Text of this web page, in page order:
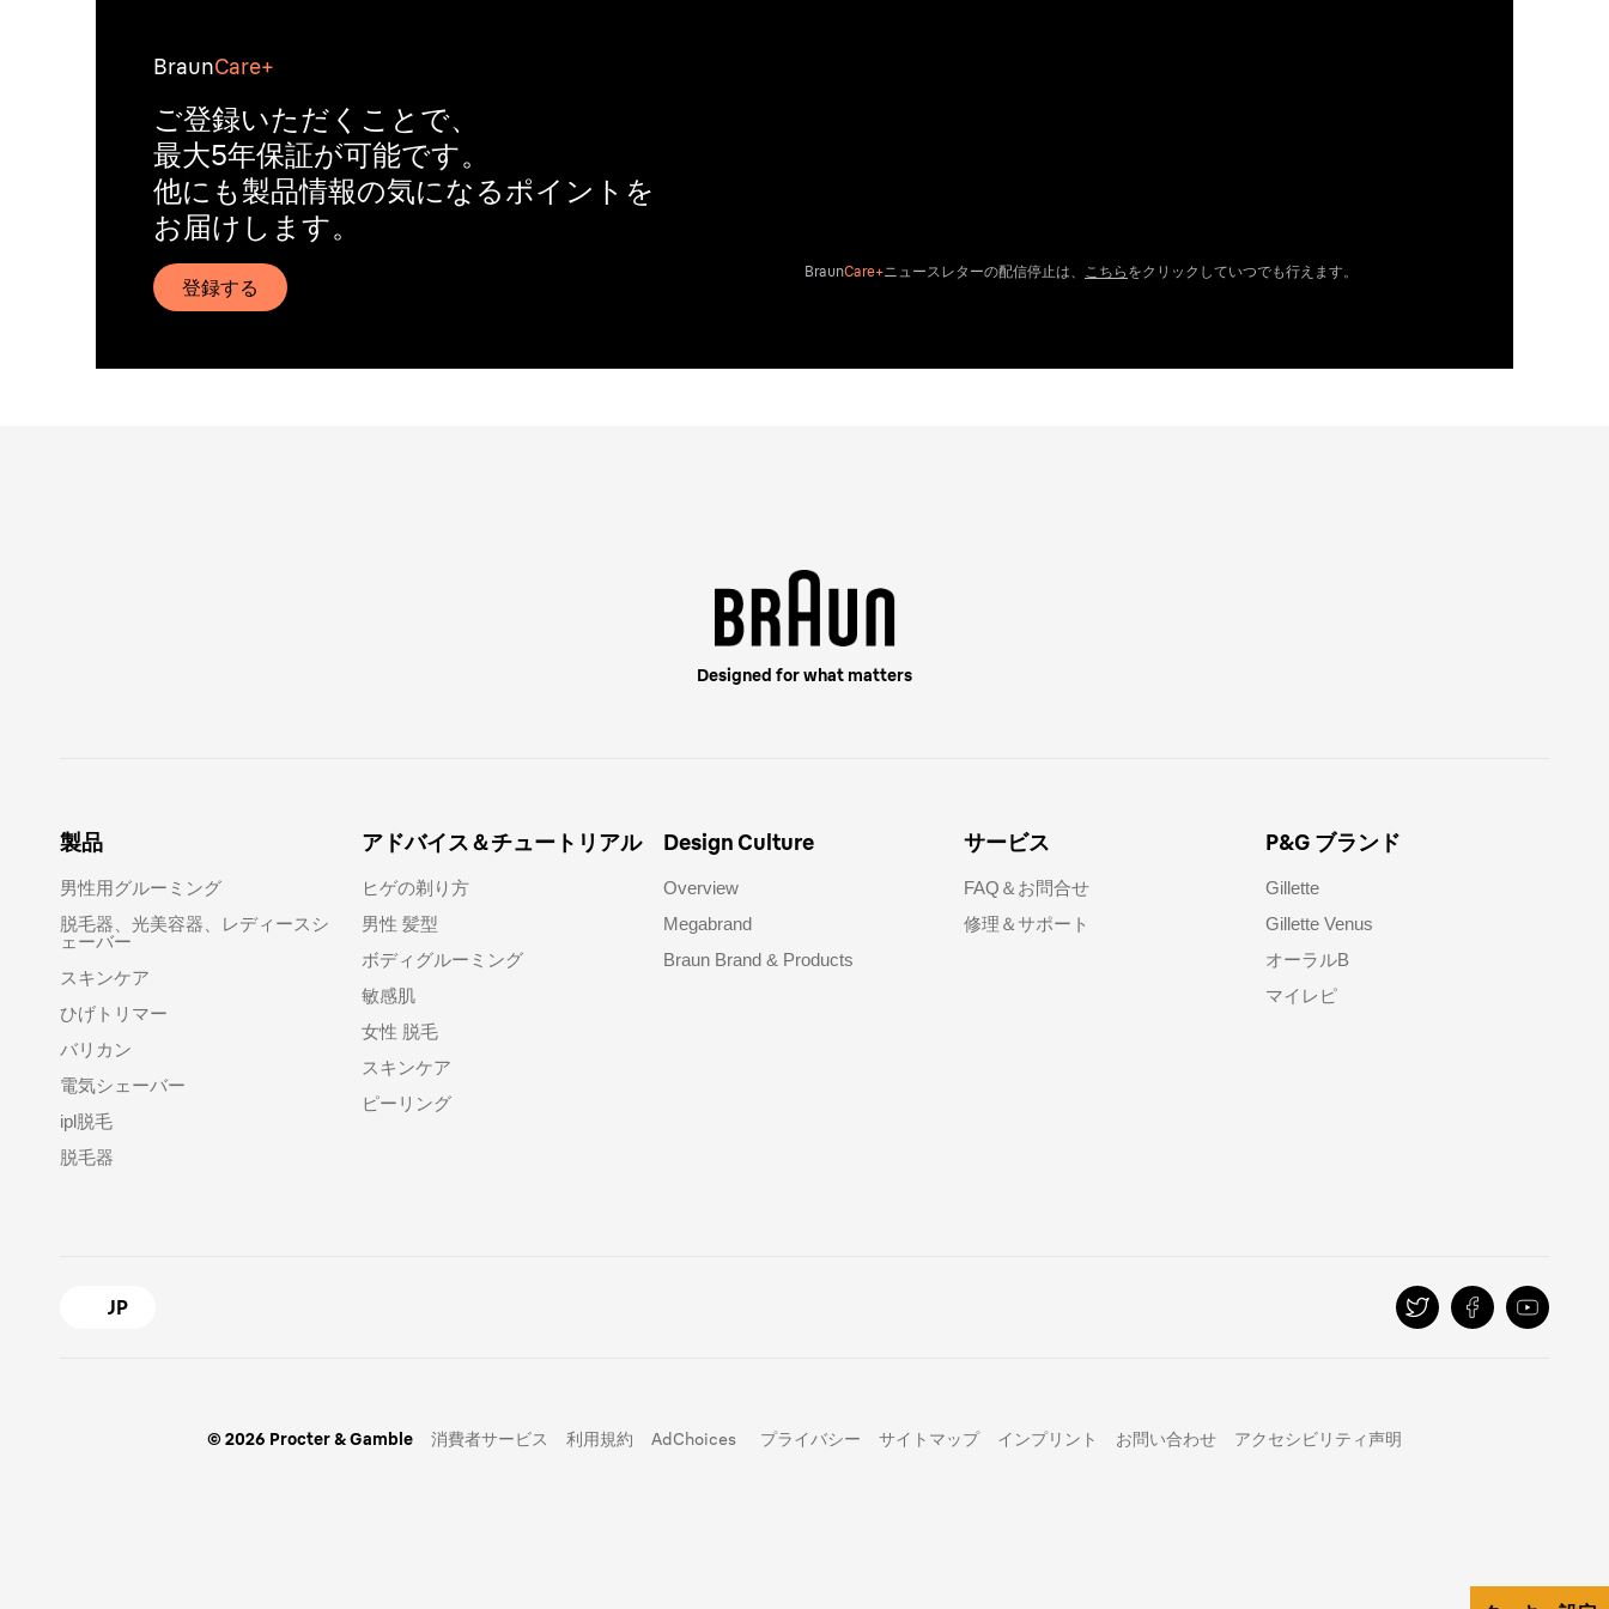
BraunCare+
ご登録いただくことで、
最大5年保証が可能です。
他にも製品情報の気になるポイントを
お届けします。
登録する
BraunCare+ニュースレターの配信停止は、 こちら をクリックしていつでも行えます。
Designed for what matters
製品
男性用グルーミング
脱毛器、光美容器、レディースシ
ェーバー
スキンケア
ひげトリマー
バリカン
電気シェーバー
ipl脱毛
脱毛器
アドバイス＆チュートリアル
ヒゲの剃り方
男性 髪型
ボディグルーミング
敏感肌
女性 脱毛
スキンケア
ピーリング
Design Culture
Overview
Megabrand
Braun Brand & Products
サービス
FAQ＆お問合せ​
修理＆サポート​
P&G ブランド
Gillette
Gillette Venus
オーラルB
マイレピ
JP
© 2026 Procter & Gamble 消費者サービス 利用規約 AdChoices プライバシー サイトマップ インプリント お問い合わせ アクセシビリティ声明